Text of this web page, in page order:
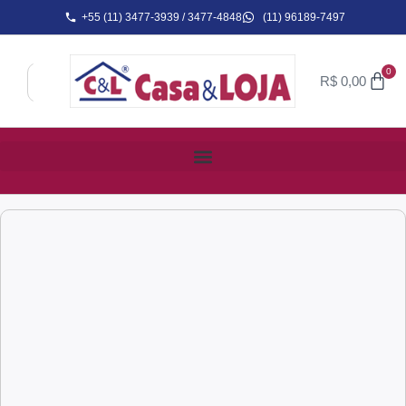
+55 (11) 3477-3939 / 3477-4848 (11) 96189-7497
R$ 0,00
0